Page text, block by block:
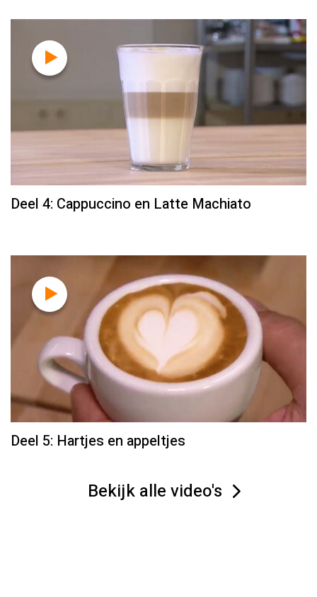
Deel 4: Cappuccino en Latte Machiato
Deel 5: Hartjes en appeltjes
Bekijk alle video's